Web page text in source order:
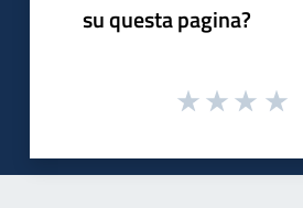
su questa pagina?